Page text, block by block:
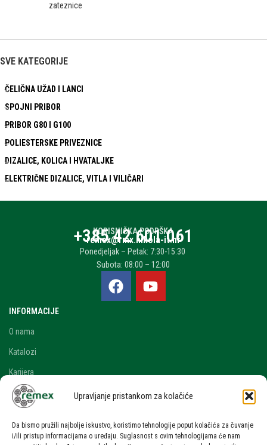
Upravljanje pristankom za kolačiće
Da bismo pružili najbolje iskustvo, koristimo tehnologije poput kolačića za čuvanje
i/ili pristup informacijama o uređaju. Suglasnost s ovim tehnologijama će nam
zateznice
SVE KATEGORIJE
ČELIČNA UŽAD I LANCI
SPOJNI PRIBOR
PRIBOR G80 I G100
POLIESTERSKE PRIVEZNICE
DIZALICE, KOLICA I HVATALJKE
ELEKTRIČNE DIZALICE, VITLA I VILIČARI
KORISNIČKA PODRŠKA
+385 42 601 061
remex@rmx.nikola-it.hr
Ponedjeljak – Petak: 7:30-15:30
Subota: 08:00 – 12:00
INFORMACIJE
O nama
Katalozi
Karijera
Blog i novosti
RAČUN